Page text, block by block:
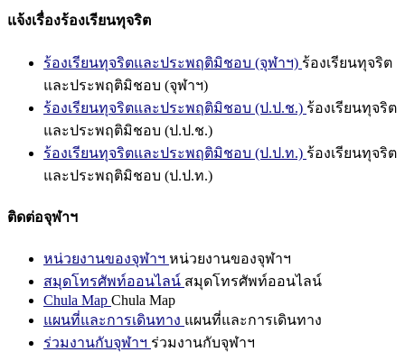
แจ้งเรื่องร้องเรียนทุจริต
ร้องเรียนทุจริตและประพฤติมิชอบ (จุฬาฯ) ร้องเรียนทุจริต
และประพฤติมิชอบ (จุฬาฯ)
ร้องเรียนทุจริตและประพฤติมิชอบ (ป.ป.ช.) ร้องเรียนทุจริต
และประพฤติมิชอบ (ป.ป.ช.)
ร้องเรียนทุจริตและประพฤติมิชอบ (ป.ป.ท.) ร้องเรียนทุจริต
และประพฤติมิชอบ (ป.ป.ท.)
ติดต่อจุฬาฯ
หน่วยงานของจุฬาฯ หน่วยงานของจุฬาฯ
สมุดโทรศัพท์ออนไลน์ สมุดโทรศัพท์ออนไลน์
Chula Map Chula Map
แผนที่และการเดินทาง แผนที่และการเดินทาง
ร่วมงานกับจุฬาฯ ร่วมงานกับจุฬาฯ